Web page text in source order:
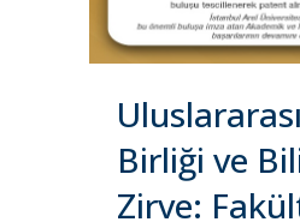
Birliği ve
Zirve: